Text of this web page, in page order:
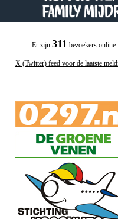
Er zijn 311 bezoekers online
X (Twitter) feed voor de laatste